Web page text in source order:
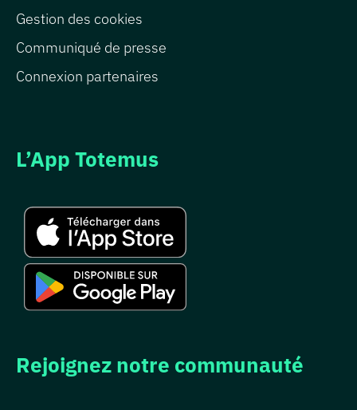
Gestion des cookies
Communiqué de presse
Connexion partenaires
L’App Totemus
Rejoignez notre communauté